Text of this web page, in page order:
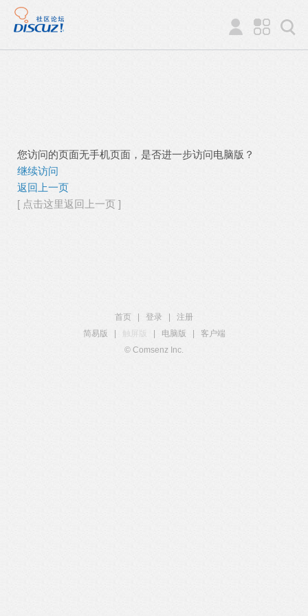
您访问的页面无手机页面，是否进一步访问电脑版？
继续访问
返回上一页
[ 点击这里返回上一页 ]
首页 登录
注册
简易版
触屏版 电脑版
客户端
© Comsenz Inc.